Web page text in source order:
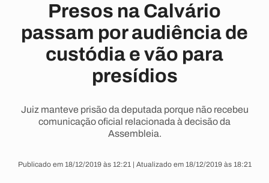
Presos na Calvário
passam por audiência de
custódia e vão para
presídios
Juiz manteve prisão da deputada porque não recebeu
comunicação oficial relacionada à decisão da
Assembleia.
Publicado em 18/12/2019 às 12:21 | Atualizado em 18/12/2019 às 18:21